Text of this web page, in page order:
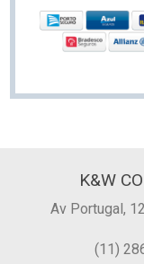
K&W
Av Portugal,
(11)